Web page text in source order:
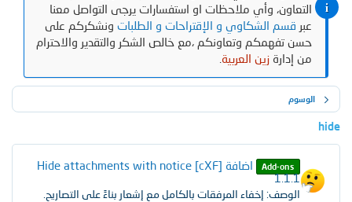
التعاون، وأي ملاحظات او استفسارات يرجى التواصل معنا
عبر قسم الشكاوي و الإقتراحات و الطلبات ونشكركم على
حسن تفهمكم وتعاونكم ،مع خالص الشكر والتقدير والاحترام
من إدارةزين العربية
الوسوم
hide
Add-ons
اضافة [cXF] Hide attachments with notice
1.1.1
الوصف: إخفاء المرفقات بالكامل مع إشعار بناءً على التصاريح.